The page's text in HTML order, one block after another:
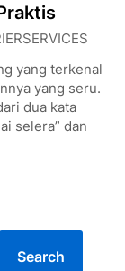
yang terkenal
yang seru.
dua kata
selera” dan
Search